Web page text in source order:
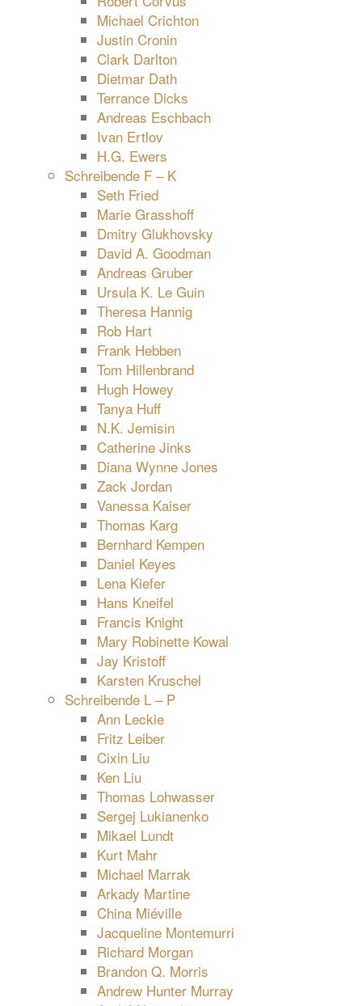
Michael Crichton
Justin Cronin
Clark Darlton
Dietmar Dath
Terrance Dicks
Andreas Eschbach
Ivan Ertlov
H.G. Ewers
Schreibende F – K
Seth Fried
Marie Grasshoff
Dmitry Glukhovsky
David A. Goodman
Andreas Gruber
Ursula K. Le Guin
Theresa Hannig
Rob Hart
Frank Hebben
Tom Hillenbrand
Hugh Howey
Tanya Huff
N.K. Jemisin
Catherine Jinks
Diana Wynne Jones
Zack Jordan
Vanessa Kaiser
Thomas Karg
Bernhard Kempen
Daniel Keyes
Lena Kiefer
Hans Kneifel
Francis Knight
Mary Robinette Kowal
Jay Kristoff
Karsten Kruschel
Schreibende L – P
Ann Leckie
Fritz Leiber
Cixin Liu
Ken Liu
Thomas Lohwasser
Sergej Lukianenko
Mikael Lundt
Kurt Mahr
Michael Marrak
Arkady Martine
China Miéville
Jacqueline Montemurri
Richard Morgan
Brandon Q. Morris
Andrew Hunter Murray